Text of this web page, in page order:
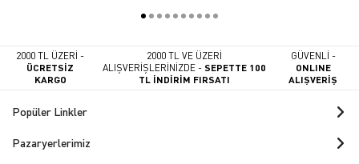
2000 TL ÜZERİ -
ÜCRETSİZ
KARGO
2000 TL VE ÜZERİ
ALIŞVERİŞLERİNİZDE -SEPETTE 100
TL İNDİRİM FIRSATI
GÜVENLİ -
ONLINE
ALIŞVERİŞ
Popüler Linkler
Pazaryerlerimiz